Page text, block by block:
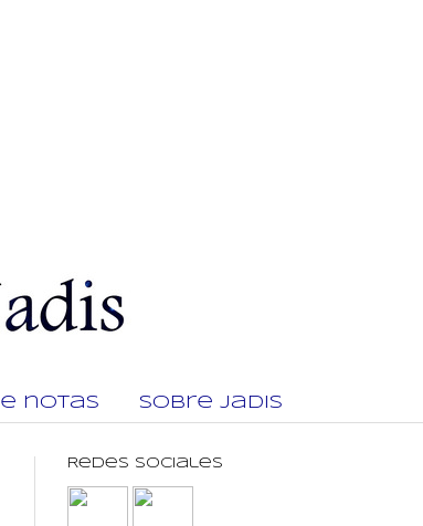
notas Sobre Jadis
Redes Sociales